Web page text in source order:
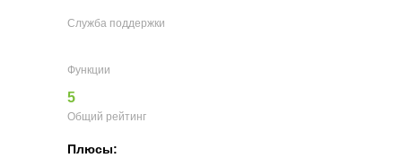
Служба поддержки
Функции
5
Общий рейтинг
Плюсы: